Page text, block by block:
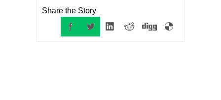
Share the Story